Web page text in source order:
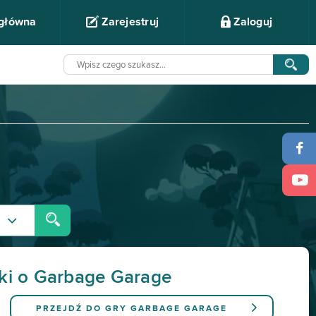
Zarejestruj Zaloguj
o Garbage Garage
PRZEJDŹ DO GRY GARBAGE GARAGE